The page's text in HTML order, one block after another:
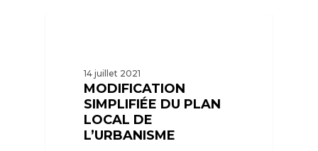
14 juillet 2021
MODIFICATION
SIMPLIFIÉE DU PLAN
LOCAL DE
L’URBANISME